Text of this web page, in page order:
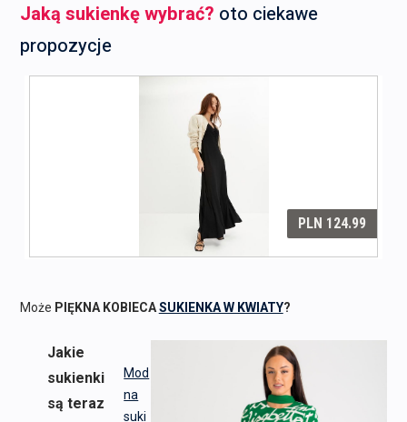
Jaką sukienkę wybrać? oto ciekawe
propozycje
Może PIĘKNA KOBIECASUKIENKA W KWIATY?
Mod
na
suki
Jakie
sukienki
są teraz